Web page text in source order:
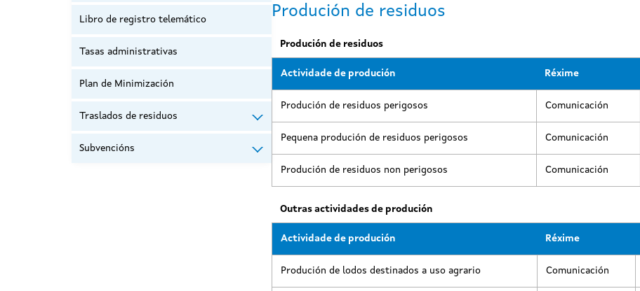
Libro de registro telemático
Tasas administrativas
Plan de Minimización
Traslados de residuos
Subvencións
Produción de residuos
Produción de residuos
Actividade de produción Réxime
Produción de residuos perigosos Comunicación
Pequena produción de residuos perigosos Comunicación
Produción de residuos non perigosos Comunicación
Outras actividades de produción
Actividade de produción Réxime
Produción de lodos destinados a uso agrario Comunicación